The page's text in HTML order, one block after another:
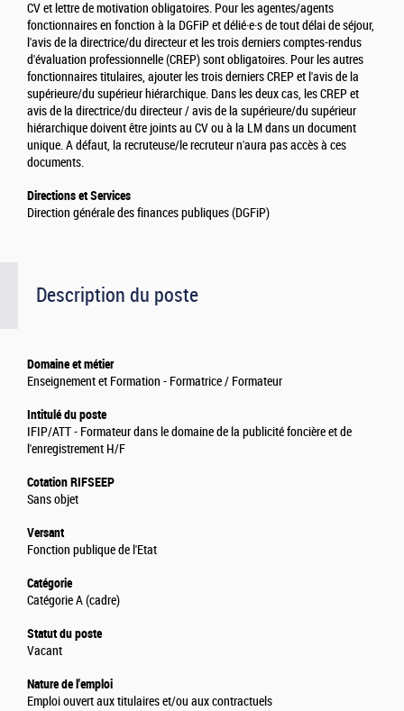
Description du poste
Domaine et métier
Enseignement et Formation - Formatrice / Formateur
Intitulé du poste
IFIP/ATT - Formateur dans le domaine de la publicité foncière et de
l'enregistrement H/F
Cotation RIFSEEP
Sans objet
Versant
Fonction publique de l'Etat
Catégorie
Catégorie A (cadre)
Statut du poste
Vacant
Nature de l'emploi
Emploi ouvert aux titulaires et/ou aux contractuels
CV et lettre de motivation obligatoires. Pour les agentes/agents
fonctionnaires en fonction à la DGFiP et délié·e·s de tout délai de séjour,
l'avis de la directrice/du directeur et les trois derniers comptes-rendus
d'évaluation professionnelle (CREP) sont obligatoires. Pour les autres
fonctionnaires titulaires, ajouter les trois derniers CREP et l'avis de la
supérieure/du supérieur hiérarchique. Dans les deux cas, les CREP et
avis de la directrice/du directeur / avis de la supérieure/du supérieur
hiérarchique doivent être joints au CV ou à la LM dans un document
unique. A défaut, la recruteuse/le recruteur n'aura pas accès à ces
documents.
Directions et Services
Direction générale des finances publiques (DGFiP)